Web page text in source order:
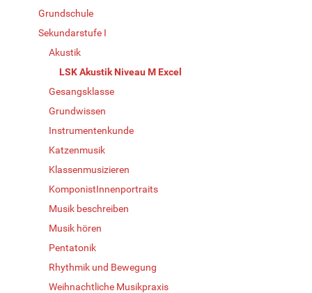
Grundschule
Sekundarstufe I
Akustik
LSK Akustik Niveau M Excel
Gesangsklasse
Grundwissen
Instrumentenkunde
Katzenmusik
Klassenmusizieren
KomponistInnenportraits
Musik beschreiben
Musik hören
Pentatonik
Rhythmik und Bewegung
Weihnachtliche Musikpraxis